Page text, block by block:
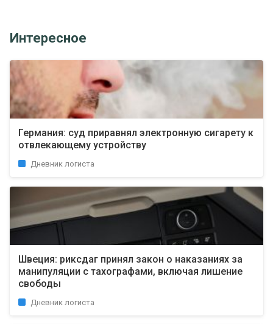
Интересное
Германия: суд приравнял электронную сигарету к
отвлекающему устройству
Дневник логиста
Швеция: риксдаг принял закон о наказаниях за
манипуляции с тахографами, включая лишение
свободы
Дневник логиста